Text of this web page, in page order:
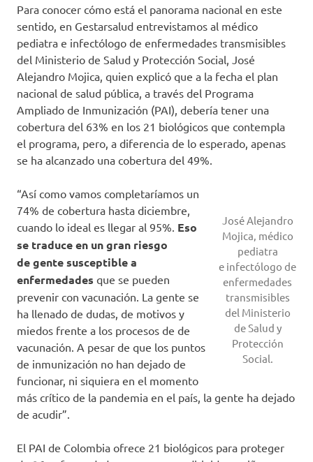
Para conocer cómo está el panorama nacional en este
sentido, en Gestarsalud entrevistamos al médico
pediatra e infectólogo de enfermedades transmisibles
del Ministerio de Salud y Protección Social, José
Alejandro Mojica, quien explicó que a la fecha el plan
nacional de salud pública, a través del Programa
Ampliado de Inmunización (PAI), debería tener una
cobertura del 63% en los 21 biológicos que contempla
el programa, pero, a diferencia de lo esperado, apenas
se ha alcanzado una cobertura del 49%.
José Alejandro
Mojica, médico
pediatra
e infectólogo de
enfermedades
transmisibles
del Ministerio
de Salud y
Protección
Social.
“Así como vamos completaríamos un
74% de cobertura hasta diciembre,
cuando lo ideal es llegar al 95%. Eso
se traduce en un gran riesgo
de gente susceptible a
enfermedades que se pueden
prevenir con vacunación. La gente se
ha llenado de dudas, de motivos y
miedos frente a los procesos de de
vacunación. A pesar de que los puntos
de inmunización no han dejado de
funcionar, ni siquiera en el momento
más crítico de la pandemia en el país, la gente ha dejado
de acudir”.
El PAI de Colombia ofrece 21 biológicos para proteger